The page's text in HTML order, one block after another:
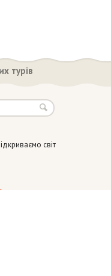
турів
світ